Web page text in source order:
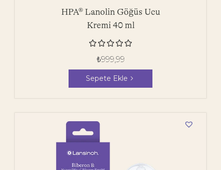
HPA® Lanolin Göğüs Ucu
Kremi 40 ml

₺999,99
Sepete Ekle